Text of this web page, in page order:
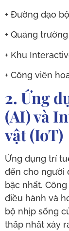
+ Đường dạo
+ Quảng
+ Khu
+ Công viên
2. Ứng
(AI) và
vật (IoT)
Ứng dụng trí
đến cho người
bậc nhất.
điều hành và
bộ nhịp sống
thấp nhất xảy